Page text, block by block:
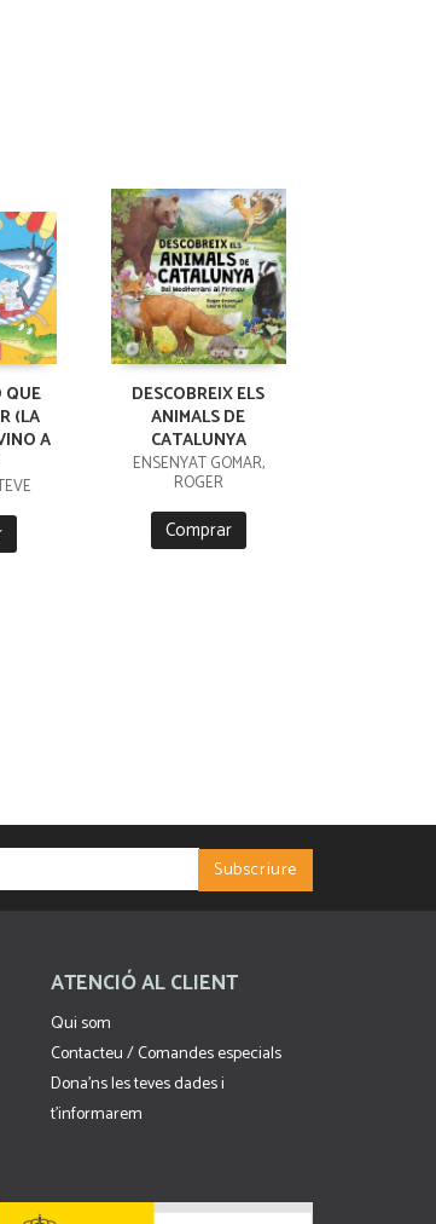
QUE
(LA
A
DESCOBREIX ELS
ANIMALS DE
CATALUNYA
ENSENYAT GOMAR,
ROGER
Comprar
ATENCIÓ AL CLIENT
Qui som
Contacteu / Comandes especials
Dona'ns les teves dades i
t'informarem